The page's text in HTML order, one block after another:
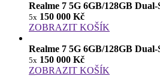
Realme 7 5G 6GB/128GB
5x 150 000 Kč
ZOBRAZIT KOŠÍK
Realme 7 5G 6GB/128GB
5x 150 000 Kč
ZOBRAZIT KOŠÍK